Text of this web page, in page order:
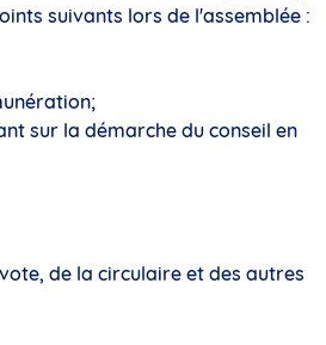
suivants lors de l'assemblée :
sur la démarche du conseil en
de la circulaire et des autres